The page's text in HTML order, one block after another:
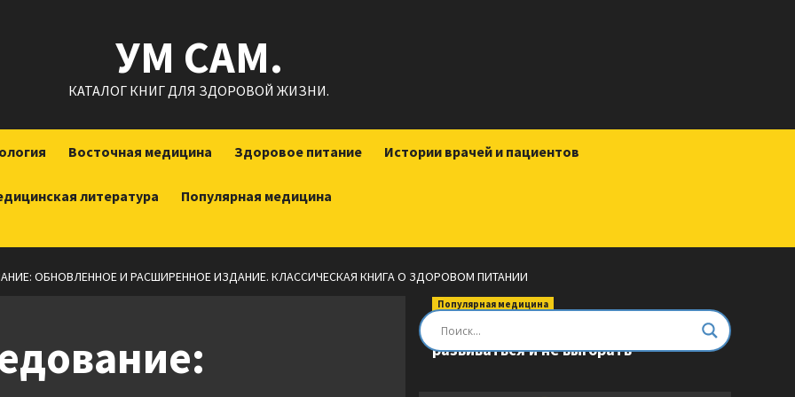
УМ САМ.
КАТАЛОГ КНИГ ДЛЯ ЗДОРОВОЙ ЖИЗНИ.
Восточная медицина Здоровое питание Истории врачей и пациентов
литература Популярная медицина
ОБНОВЛЕННОЕ И РАСШИРЕННОЕ ИЗДАНИЕ. КЛАССИЧЕСКАЯ КНИГА О ЗДОРОВОМ ПИТАНИИ
Популярная медицина
Быть врачом. Как помогать,
развиваться и не выгорать